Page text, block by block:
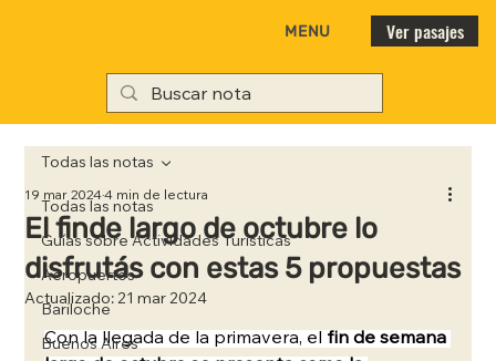
MENU Ver pasajes
Todas las notas
Guías sobre Actividades Turísticas
Aeropuertos
Bariloche
Buenos Aires
Todas las notas
El finde largo de octubre lo
disfrutás con estas 5 propuestas
19 mar 20244 min de lectura
Actualizado:21 mar 2024
Con la llegada de la primavera, el fin de semana